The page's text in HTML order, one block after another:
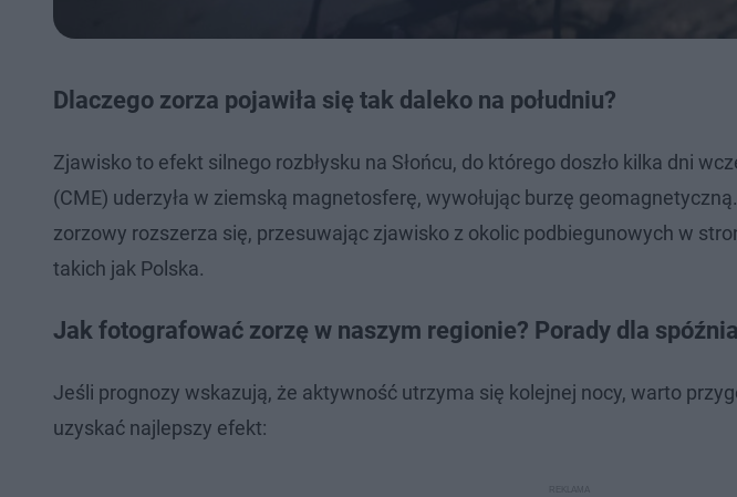
Dlaczego zorza pojawiła się tak daleko na południu?
Zjawisko to efekt silnego rozbłysku na Słońcu, do którego doszło kilka dni
(CME) uderzyła w ziemską magnetosferę, wywołując burzę
zorzowy rozszerza się, przesuwając zjawisko z okolic podbiegunowych w
takich jak Polska.
Jak fotografować zorzę w naszym regionie? Porady dla
Jeśli prognozy wskazują, że aktywność utrzyma się kolejnej nocy, warto
uzyskać najlepszy efekt: